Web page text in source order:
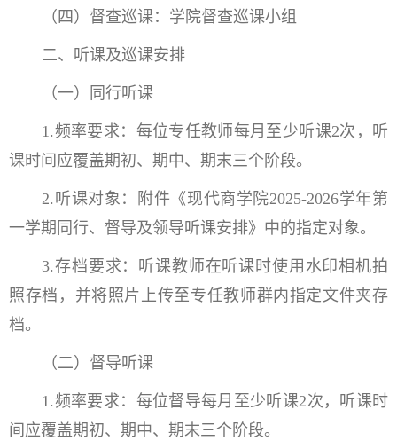
（四）督查巡课：学院督查巡课小组
二、听课及巡课安排
（一）同行听课
1.频率要求：每位专任教师每月至少听课2次，听
课时间应覆盖期初、期中、期末三个阶段。
2.听课对象：附件《现代商学院2025-2026学年第
一学期同行、督导及领导听课安排》中的指定对象。
3.存档要求：听课教师在听课时使用水印相机拍
照存档，并将照片上传至专任教师群内指定文件夹存
档。
（二）督导听课
1.频率要求：每位督导每月至少听课2次，听课时
间应覆盖期初、期中、期末三个阶段。